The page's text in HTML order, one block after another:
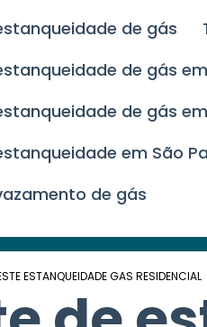
de gás
de gás
de gás
em São
de gás
ESTANQUEIDADE GAS RESIDENCIAL